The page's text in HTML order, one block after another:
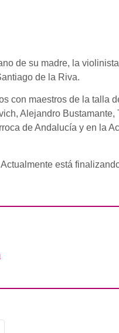
de su madre, la
de la Riva.
con maestros de la talla
Alejandro Bustamante,
de Andalucía y en la
está